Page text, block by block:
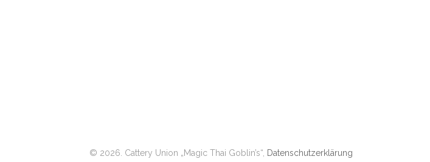
© 2026. Cattery Union „Magic Thai Goblin’s“, Datenschutzerklärung